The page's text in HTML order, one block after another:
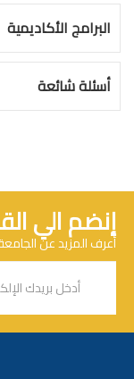
البرامج الأكاديمية
أسئلة شائعة
إنضم الي
أعرف المزيد عن